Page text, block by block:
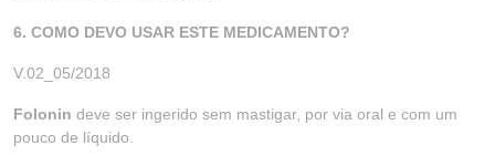
6. COMO DEVO USAR ESTE MEDICAMENTO?
V.02_05/2018
Folonin deve ser ingerido sem mastigar, por via oral e com um
pouco de líquido.